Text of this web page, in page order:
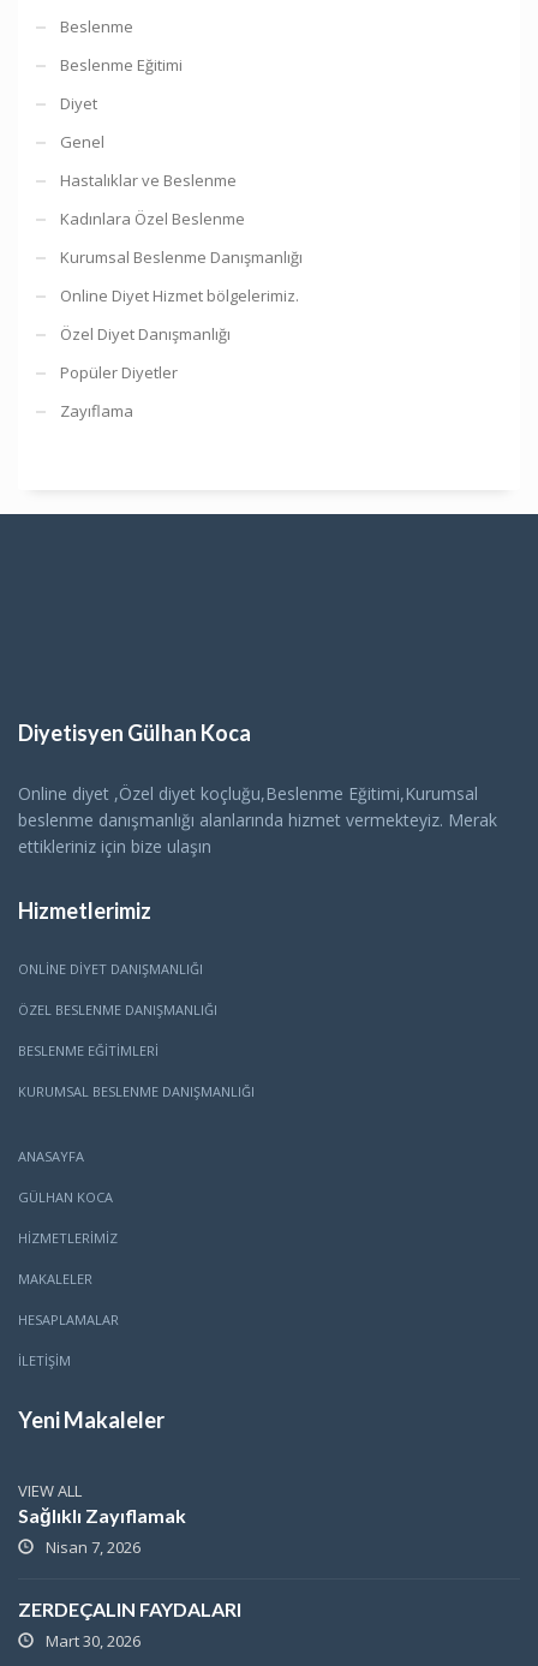
Beslenme
Beslenme Eğitimi
Diyet
Genel
Hastalıklar ve Beslenme
Kadınlara Özel Beslenme
Kurumsal Beslenme Danışmanlığı
Online Diyet Hizmet bölgelerimiz.
Özel Diyet Danışmanlığı
Popüler Diyetler
Zayıflama
Diyetisyen Gülhan Koca
Online diyet ,Özel diyet koçluğu,Beslenme Eğitimi,Kurumsal
beslenme danışmanlığı alanlarında hizmet vermekteyiz. Merak
ettikleriniz için bize ulaşın
Hizmetlerimiz
ONLINE DIYET DANIŞMANLIĞI
ÖZEL BESLENME DANIŞMANLIĞI
BESLENME EĞITIMLERI
KURUMSAL BESLENME DANIŞMANLIĞI
ANASAYFA
GÜLHAN KOCA
HİZMETLERİMİZ
MAKALELER
HESAPLAMALAR
İLETİŞİM
Yeni Makaleler
VIEW ALL
Sağlıklı Zayıflamak
Nisan 7, 2026
ZERDEÇALIN FAYDALARI
Mart 30, 2026